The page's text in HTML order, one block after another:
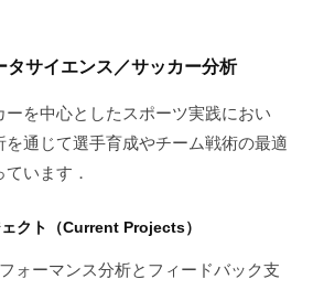
タサイエンス／サッカー分析
を中心としたスポーツ実践におい
通じて選手育成やチーム戦術の最適
います．
ェクト（Current Projects）
ォーマンス分析とフィードバック支